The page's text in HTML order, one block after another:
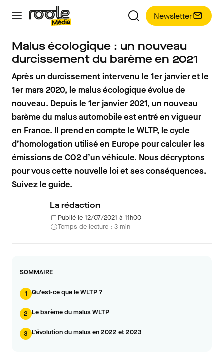
Newsletter
Malus écologique : un nouveau
durcissement du barème en 2021
Après un durcissement intervenu le 1er janvier et le
1er mars 2020, le malus écologique évolue de
nouveau. Depuis le 1er janvier 2021, un nouveau
barème du malus automobile est entré en vigueur
en France. Il prend en compte le WLTP, le cycle
d’homologation utilisé en Europe pour calculer les
émissions de CO2 d’un véhicule. Nous décryptons
pour vous cette nouvelle loi et ses conséquences.
Suivez le guide.
La rédaction
Publié le 12/07/2021 à 11h00
Temps de lecture : 3 min
SOMMAIRE
1 Qu’est-ce que le WLTP ?
2 Le barème du malus WLTP
3 L’évolution du malus en 2022 et 2023